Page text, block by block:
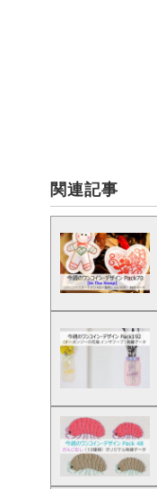
関連記事